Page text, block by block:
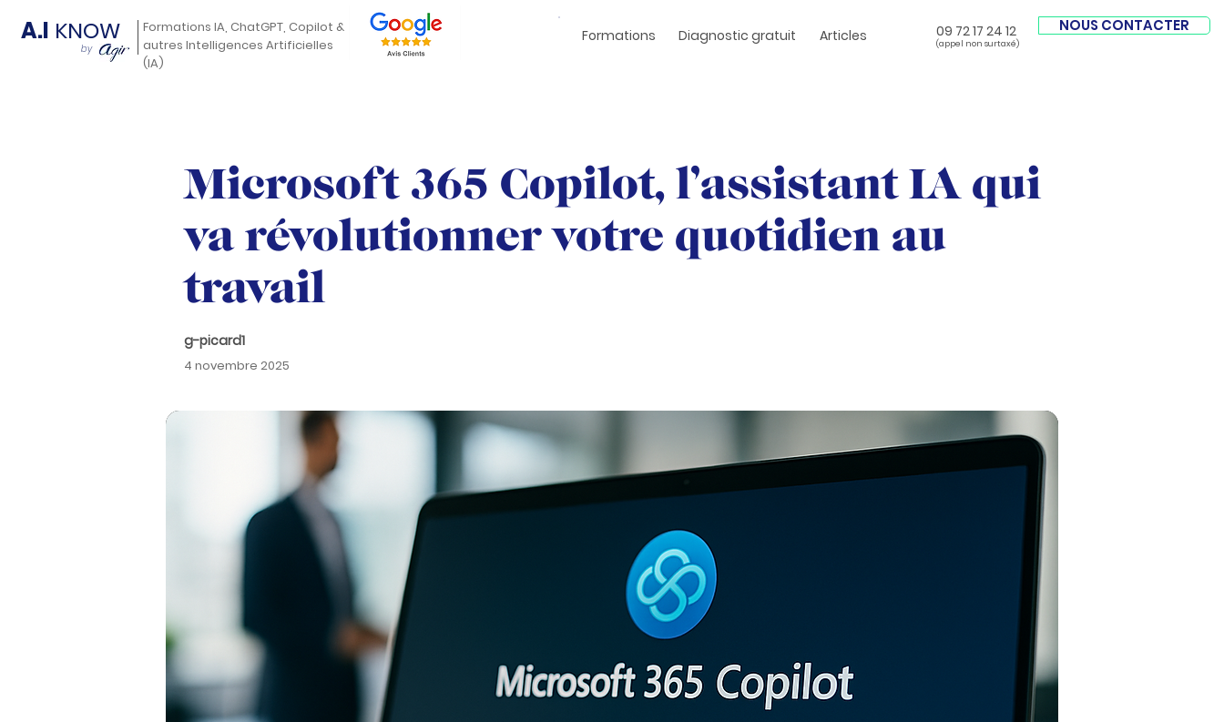
Formations Diagnostic gratuit Articles 09 72 17 24 12
(appel non surtaxé)
NOUS CONTACTER
A.I KNOW
by
Formations IA, ChatGPT, Copilot &
autres Intelligences Artificielles
(IA)
Microsoft 365 Copilot, l’assistant IA qui
va révolutionner votre quotidien au
travail
g-picard1
4 novembre 2025